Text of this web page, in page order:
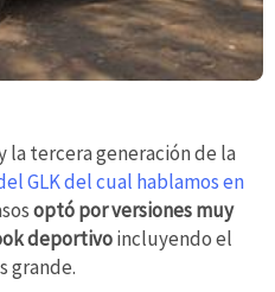
la tercera generación de la
GLK del cual hablamos en
optó por versiones muy
deportivoincluyendo el
grande.